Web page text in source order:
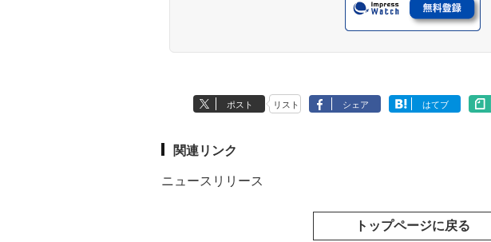
ポスト リスト シェア はてブ
関連リンク
ニュースリリース
トップページに戻る